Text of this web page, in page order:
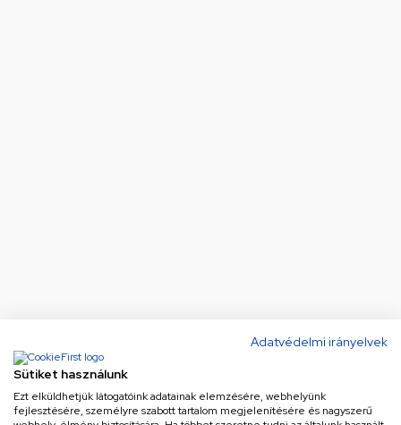
Adatvédelmi irányelvek
Sütiket használunk
Ezt elküldhetjük látogatóink adatainak elemzésére, webhelyünk
fejlesztésére, személyre szabott tartalom megjelenítésére és nagyszerű